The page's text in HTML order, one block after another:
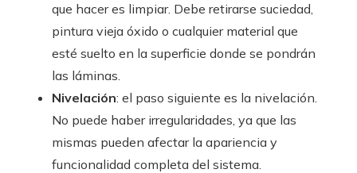
que hacer es limpiar. Debe retirarse suciedad,
pintura vieja óxido o cualquier material que
esté suelto en la superficie donde se pondrán
las láminas.
Nivelación: el paso siguiente es la nivelación.
No puede haber irregularidades, ya que las
mismas pueden afectar la apariencia y
funcionalidad completa del sistema.